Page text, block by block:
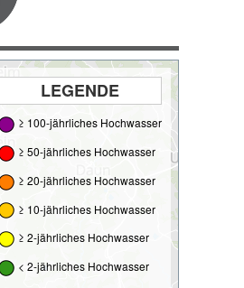
LEGENDE
≥ 100-jährliches Hochwasser
≥ 50-jährliches Hochwasser
≥ 20-jährliches Hochwasser
≥ 10-jährliches Hochwasser
≥ 2-jährliches Hochwasser
< 2-jährliches Hochwasser